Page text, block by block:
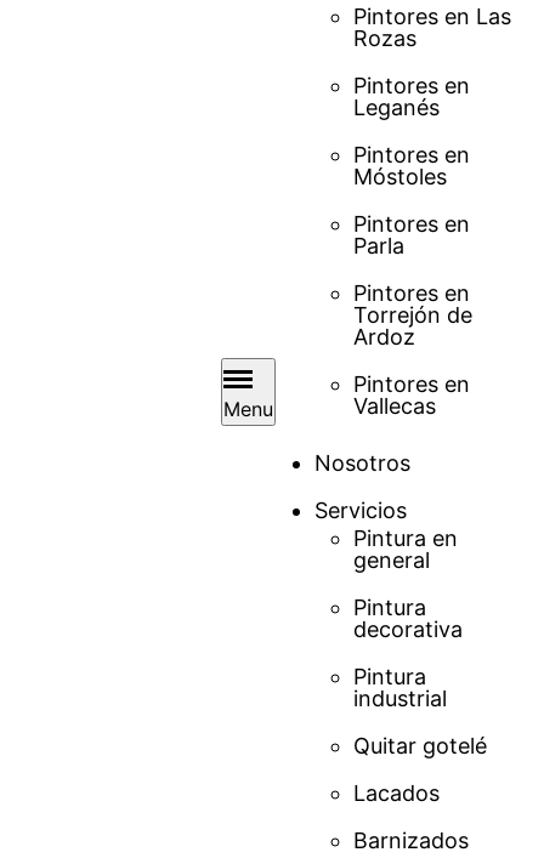
Menu
Pintores en Las
Rozas
Pintores en
Leganés
Pintores en
Móstoles
Pintores en
Parla
Pintores en
Torrejón de
Ardoz
Pintores en
Vallecas
Nosotros
Servicios
Pintura en
general
Pintura
decorativa
Pintura
industrial
Quitar gotelé
Lacados
Barnizados